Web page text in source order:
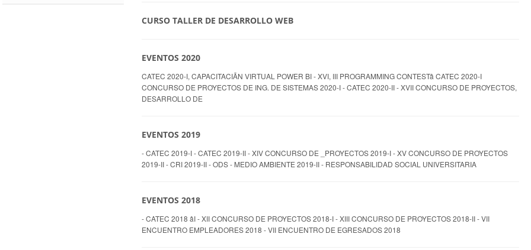
CURSO TALLER DE DESARROLLO WEB
EVENTOS 2020
CATEC 2020-I, CAPACITACIÃN VIRTUAL POWER BI - XVI, III PROGRAMMING CONTESTâ CATEC 2020-I
CONCURSO DE PROYECTOS DE ING. DE SISTEMAS 2020-I - CATEC 2020-II - XVII CONCURSO DE PROYECTOS,
DESARROLLO DE
EVENTOS 2019
- CATEC 2019-I - CATEC 2019-II - XIV CONCURSO DE _PROYECTOS 2019-I - XV CONCURSO DE PROYECTOS
2019-II - CRI 2019-II - ODS - MEDIO AMBIENTE 2019-II - RESPONSABILIDAD SOCIAL UNIVERSITARIA
EVENTOS 2018
- CATEC 2018 âI - XII CONCURSO DE PROYECTOS 2018-I - XIII CONCURSO DE PROYECTOS 2018-II - VII
ENCUENTRO EMPLEADORES 2018 - VII ENCUENTRO DE EGRESADOS 2018